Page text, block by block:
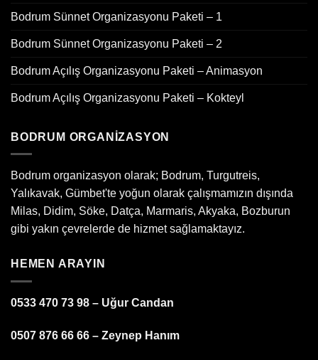
Bodrum Sünnet Organizasyonu Paketi – 1
Bodrum Sünnet Organizasyonu Paketi – 2
Bodrum Açılış Organizasyonu Paketi – Animasyon
Bodrum Açılış Organizasyonu Paketi – Kokteyl
BODRUM ORGANIZASYON
Bodrum organizasyon olarak; Bodrum, Turgutreis,
Yalıkavak, Gümbet'te yoğun olarak çalışmamızın dışında
Milas, Didim, Söke, Datça, Marmaris, Akyaka, Bozburun
gibi yakın çevrelerde de hizmet sağlamaktayız.
HEMEN ARAYIN
0533 470 73 98 – Uğur Candan
0507 876 66 66 – Zeynep Hanım